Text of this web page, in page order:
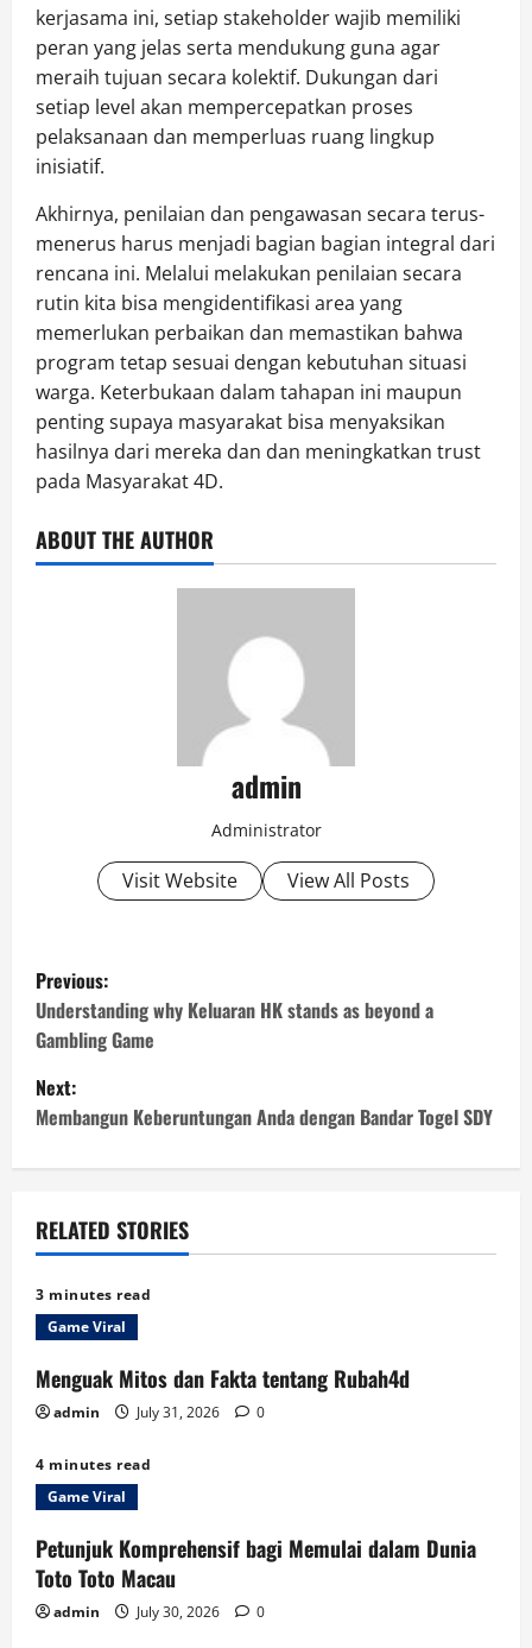
kerjasama ini, setiap stakeholder wajib memiliki
peran yang jelas serta mendukung guna agar
meraih tujuan secara kolektif. Dukungan dari
setiap level akan mempercepatkan proses
pelaksanaan dan memperluas ruang lingkup
inisiatif.
Akhirnya, penilaian dan pengawasan secara terus-
menerus harus menjadi bagian bagian integral dari
rencana ini. Melalui melakukan penilaian secara
rutin kita bisa mengidentifikasi area yang
memerlukan perbaikan dan memastikan bahwa
program tetap sesuai dengan kebutuhan situasi
warga. Keterbukaan dalam tahapan ini maupun
penting supaya masyarakat bisa menyaksikan
hasilnya dari mereka dan dan meningkatkan trust
pada Masyarakat 4D.
ABOUT THE AUTHOR
admin
Administrator
Visit Website View All Posts
P
o
s
t
n
a
v
i
g
a
t
i
o
n
Previous:
Understanding why Keluaran HK stands as beyond a
Gambling Game
Next:
Membangun Keberuntungan Anda dengan Bandar Togel SDY
RELATED STORIES
3 minutes read
Game Viral
Menguak Mitos dan Fakta tentang Rubah4d
admin July 31, 2026 0
4 minutes read
Game Viral
Petunjuk Komprehensif bagi Memulai dalam Dunia
Toto Toto Macau
admin July 30, 2026 0